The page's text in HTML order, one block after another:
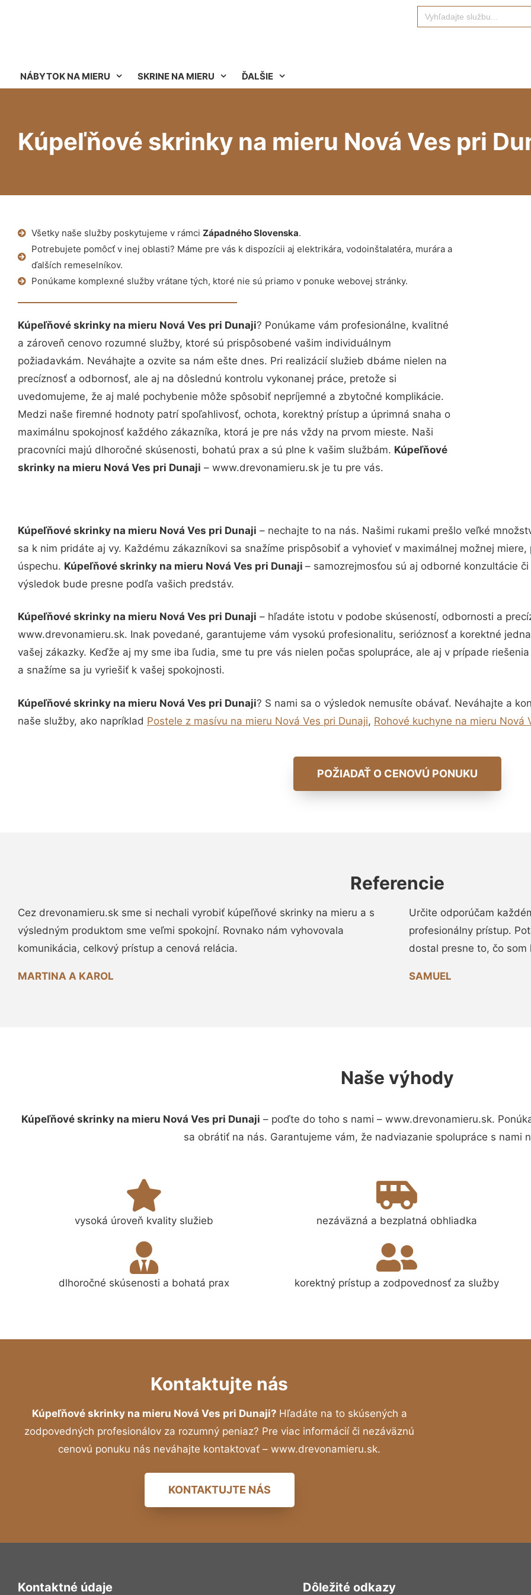
Search
for:
NÁBYTOK NA MIERU SKRINE NA MIERU ĎALŠIE
Kúpeľňové skrinky na mieru Nová Ves pri
Všetky naše služby poskytujeme v rámci Západného Slovenska.
Potrebujete pomôcť v inej oblasti? Máme pre vás k dispozícii aj elektrikára, vodoinštalatéra, murára a
ďalších remeselníkov.
Ponúkame komplexné služby vrátane tých, ktoré nie sú priamo v ponuke webovej stránky.
Kúpeľňové skrinky na mieru Nová Ves pri Dunaji? Ponúkame vám profesionálne, kvalitné
a zároveň cenovo rozumné služby, ktoré sú prispôsobené vašim individuálnym
požiadavkám. Neváhajte a ozvite sa nám ešte dnes. Pri realizácií služieb dbáme nielen na
precíznosť a odbornosť, ale aj na dôslednú kontrolu vykonanej práce, pretože si
uvedomujeme, že aj malé pochybenie môže spôsobiť nepríjemné a zbytočné komplikácie.
Medzi naše firemné hodnoty patrí spoľahlivosť, ochota, korektný prístup a úprimná snaha o
maximálnu spokojnosť každého zákazníka, ktorá je pre nás vždy na prvom mieste. Naši
pracovníci majú dlhoročné skúsenosti, bohatú prax a sú plne k vašim službám. Kúpeľňové
skrinky na mieru Nová Ves pri Dunaji – www.drevonamieru.sk je tu pre vás.
Kúpeľňové skrinky na mieru Nová Ves pri Dunaji – nechajte to na nás. Našimi rukami prešlo veľké
sa k nim pridáte aj vy. Každému zákazníkovi sa snažíme prispôsobiť a vyhovieť v maximálnej možnej
úspechu. Kúpeľňové skrinky na mieru Nová Ves pri Dunaji – samozrejmosťou sú aj odborné konzultácie
výsledok bude presne podľa vašich predstáv.
Kúpeľňové skrinky na mieru Nová Ves pri Dunaji – hľadáte istotu v podobe skúseností, odbornosti a
www.drevonamieru.sk. Inak povedané, garantujeme vám vysokú profesionalitu, serióznosť a korektné
vašej zákazky. Keďže aj my sme iba ľudia, sme tu pre vás nielen počas spolupráce, ale aj v prípade
a snažíme sa ju vyriešiť k vašej spokojnosti.
Kúpeľňové skrinky na mieru Nová Ves pri Dunaji? S nami sa o výsledok nemusíte obávať. Neváhajte a
naše služby, ako napríklad Postele z masívu na mieru Nová Ves pri Dunaji, Rohové kuchyne na mieru Nová
POŽIADAŤ O CENOVÚ PONUKU
Referencie
Cez drevonamieru.sk sme si nechali vyrobiť kúpeľňové skrinky na mieru a s
výsledným produktom sme veľmi spokojní. Rovnako nám vyhovovala
komunikácia, celkový prístup a cenová relácia.
MARTINA A KAROL
Určite odporúčam
profesionálny prístup.
dostal presne to, čo
SAMUEL
Naše výhody
Kúpeľňové skrinky na mieru Nová Ves pri Dunaji – poďte do toho s nami – www.drevonamieru.sk.
sa obrátiť na nás. Garantujeme vám, že nadviazanie spolupráce s nami
vysoká úroveň kvality služieb nezáväzná a bezplatná obhliadka
dlhoročné skúsenosti a bohatá prax korektný prístup a zodpovednosť za služby
Kontaktujte nás
Kúpeľňové skrinky na mieru Nová Ves pri Dunaji? Hľadáte na to skúsených a
zodpovedných profesionálov za rozumný peniaz? Pre viac informácií či nezáväznú
cenovú ponuku nás neváhajte kontaktovať – www.drevonamieru.sk.
KONTAKTUJTE NÁS
Kontaktné údaje Dôležité odkazy